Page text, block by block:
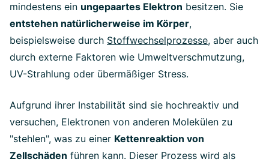
mindestens ein ungepaartes Elektron besitzen. Sie
entstehen natürlicherweise im Körper,
beispielsweise durch Stoffwechselprozesse, aber auch
durch externe Faktoren wie Umweltverschmutzung,
UV-Strahlung oder übermäßiger Stress.
Aufgrund ihrer Instabilität sind sie hochreaktiv und
versuchen, Elektronen von anderen Molekülen zu
"stehlen", was zu einer Kettenreaktion von
Zellschäden führen kann. Dieser Prozess wird als